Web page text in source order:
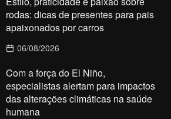
rodas: dicas de presentes para pais
apaixonados por carros
06/08/2026
Com a força do El Niño,
especialistas alertam para impactos
das alterações climáticas na saúde
humana